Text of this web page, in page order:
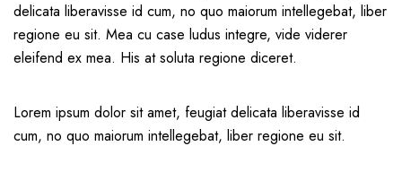
delicata liberavisse id cum, no quo maiorum intellegebat, liber
regione eu sit. Mea cu case ludus integre, vide viderer
eleifend ex mea. His at soluta regione diceret.
Lorem ipsum dolor sit amet, feugiat delicata liberavisse id
cum, no quo maiorum intellegebat, liber regione eu sit.